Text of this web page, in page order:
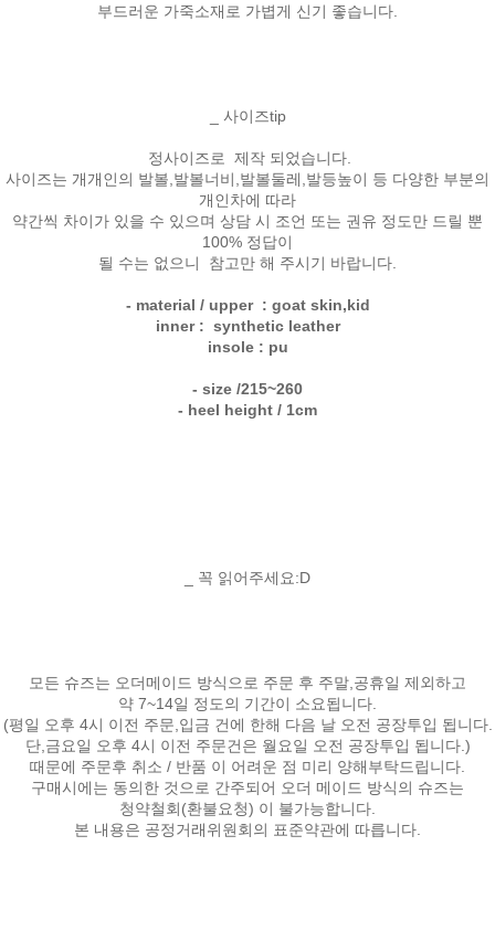
부드러운 가죽소재로 가볍게 신기 좋습니다.
_ 사이즈tip
정사이즈로 제작 되었습니다.
사이즈는 개개인의 발볼,발볼너비,발볼둘레,발등높이 등 다양한 부분의
개인차에 따라
약간씩 차이가 있을 수 있으며 상담 시 조언 또는 권유 정도만 드릴 뿐
100% 정답이
될 수는 없으니 참고만 해 주시기 바랍니다.
- material / upper : goat skin,kid
inner : synthetic leather
insole : pu
- size /215~260
- heel height / 1cm
_ 꼭 읽어주세요:D
모든 슈즈는 오더메이드 방식으로 주문 후 주말,공휴일 제외하고
약 7~14일 정도의 기간이 소요됩니다.
(평일 오후 4시 이전 주문,입금 건에 한해 다음 날 오전 공장투입 됩니다.
단,금요일 오후 4시 이전 주문건은 월요일 오전 공장투입 됩니다.)
때문에 주문후 취소 / 반품 이 어려운 점 미리 양해부탁드립니다.
구매시에는 동의한 것으로 간주되어 오더 메이드 방식의 슈즈는
청약철회(환불요청) 이 불가능합니다.
본 내용은 공정거래위원회의 표준약관에 따릅니다.